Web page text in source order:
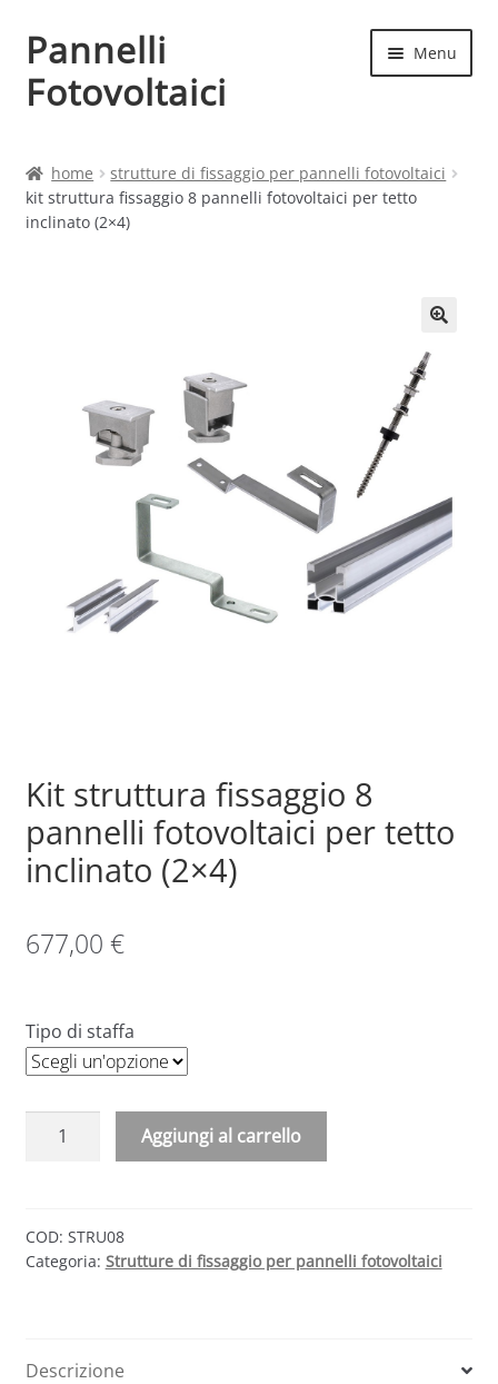
Vai
alla
navigazione
Vai
al
contenuto
Pannelli
Fotovoltaici
Menu
Cart
My account
Shop
home
strutture di fissaggio per pannelli fotovoltaici
kit struttura fissaggio 8 pannelli fotovoltaici per tetto
inclinato (2×4)
Kit struttura fissaggio 8
pannelli fotovoltaici per tetto
inclinato (2×4)
677,00 €
Tipo di staffa
pannelli
fotovoltaici
(2x4)
Aggiungi al carrello
COD: STRU08
Categoria: Strutture di fissaggio per pannelli fotovoltaici
Descrizione